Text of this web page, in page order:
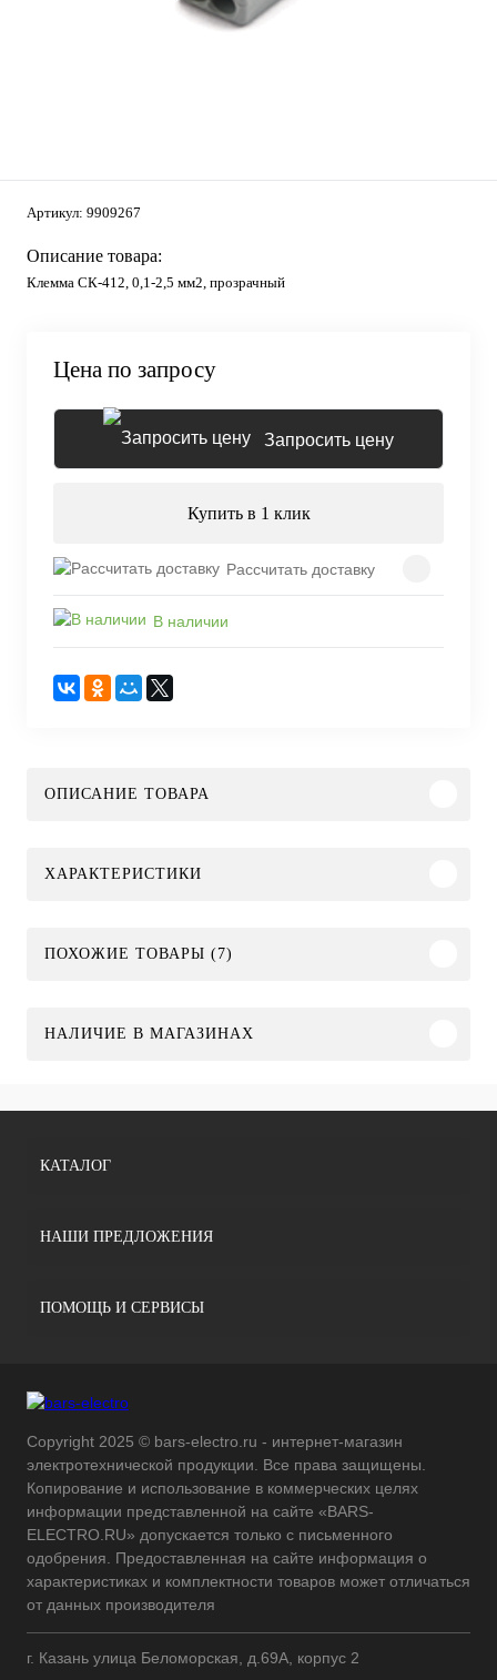
Артикул: 9909267
Описание товара:
Клемма СК-412, 0,1-2,5 мм2, прозрачный
Цена по запросу
Запросить цену
Купить в 1 клик
Рассчитать доставку
В наличии
ОПИСАНИЕ ТОВАРА
ХАРАКТЕРИСТИКИ
ПОХОЖИЕ ТОВАРЫ (7)
НАЛИЧИЕ В МАГАЗИНАХ
КАТАЛОГ
НАШИ ПРЕДЛОЖЕНИЯ
ПОМОЩЬ И СЕРВИСЫ
Copyright 2025 © bars-electro.ru - интернет-магазин
электротехнической продукции. Все права защищены.
Копирование и использование в коммерческих целях
информации представленной на сайте «BARS-
ELECTRO.RU» допускается только с письменного
одобрения. Предоставленная на сайте информация о
характеристиках и комплектности товаров может отличаться
от данных производителя
г. Казань улица Беломорская, д.69А, корпус 2